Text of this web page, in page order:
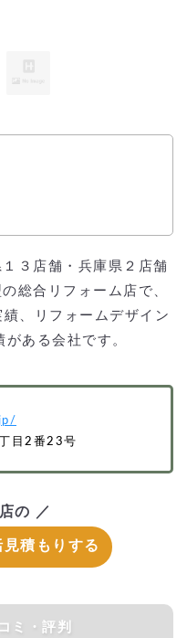
３店舗・兵庫県２店舗
総合リフォーム店で、
、リフォームデザイン
ある会社です。
目2番23号
の ／
見積もりする
ミ・評判